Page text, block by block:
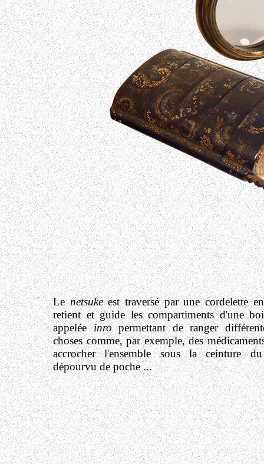
Lenetsukeest traversé par une cordelette
retient et guide les compartiments d'une
appeléeinropermettant de ranger
choses comme, par exemple, des
accrocher l'ensemble sous la ceinture
dépourvu de poche ...